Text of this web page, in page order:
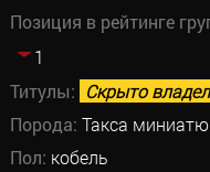
Позиция в рейтинге
1
Титулы: Скрыто
Порода: Такса
Пол: кобель